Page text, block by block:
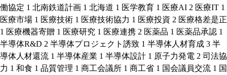
働協定 1 北南鉄道計画 1 北海道 1 医学教育 1 医療AI 2 医療IT 1
医療市場 1 医療技術 1 医療技術協力 1 医療投資 2 医療格差是正
1 医療機器寄贈 1 医療研究 1 医療連携 2 医薬品 1 医薬品承認 1
半導体R&D 2 半導体プロジェクト誘致 1 半導体人材育成 3 半
導体人材還流 1 半導体産業 1 半導体設計 1 原子力発電 2 司法協
力 1 和食 1 品質管理 1 商工会議所 1 商工省 1 国会議員交流 1 国